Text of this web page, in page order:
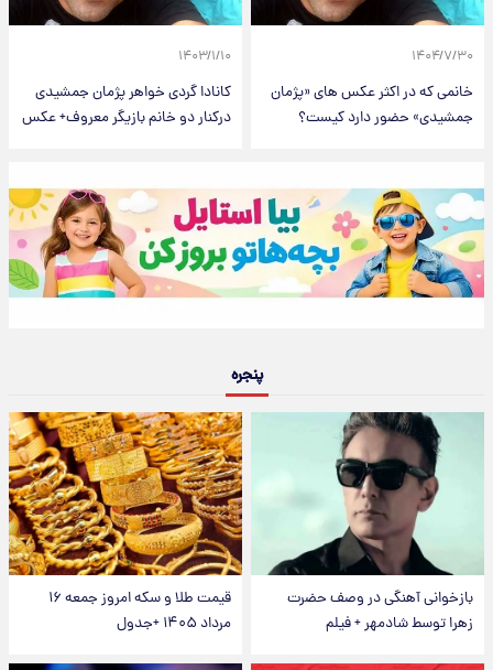
۱۴۰۴/۷/۳۰
خانمی که در اکثر عکس های «پژمان
جمشیدی» حضور دارد کیست؟
۱۴۰۳/۱/۱۰
کانادا گردی خواهر پژمان جمشیدی
درکنار دو خانم بازیگر معروف+ عکس
پنجره
بازخوانی آهنگی در وصف حضرت
زهرا توسط شادمهر + فیلم
قیمت طلا و سکه امروز جمعه ۱۶
مرداد ۱۴۰۵ +جدول